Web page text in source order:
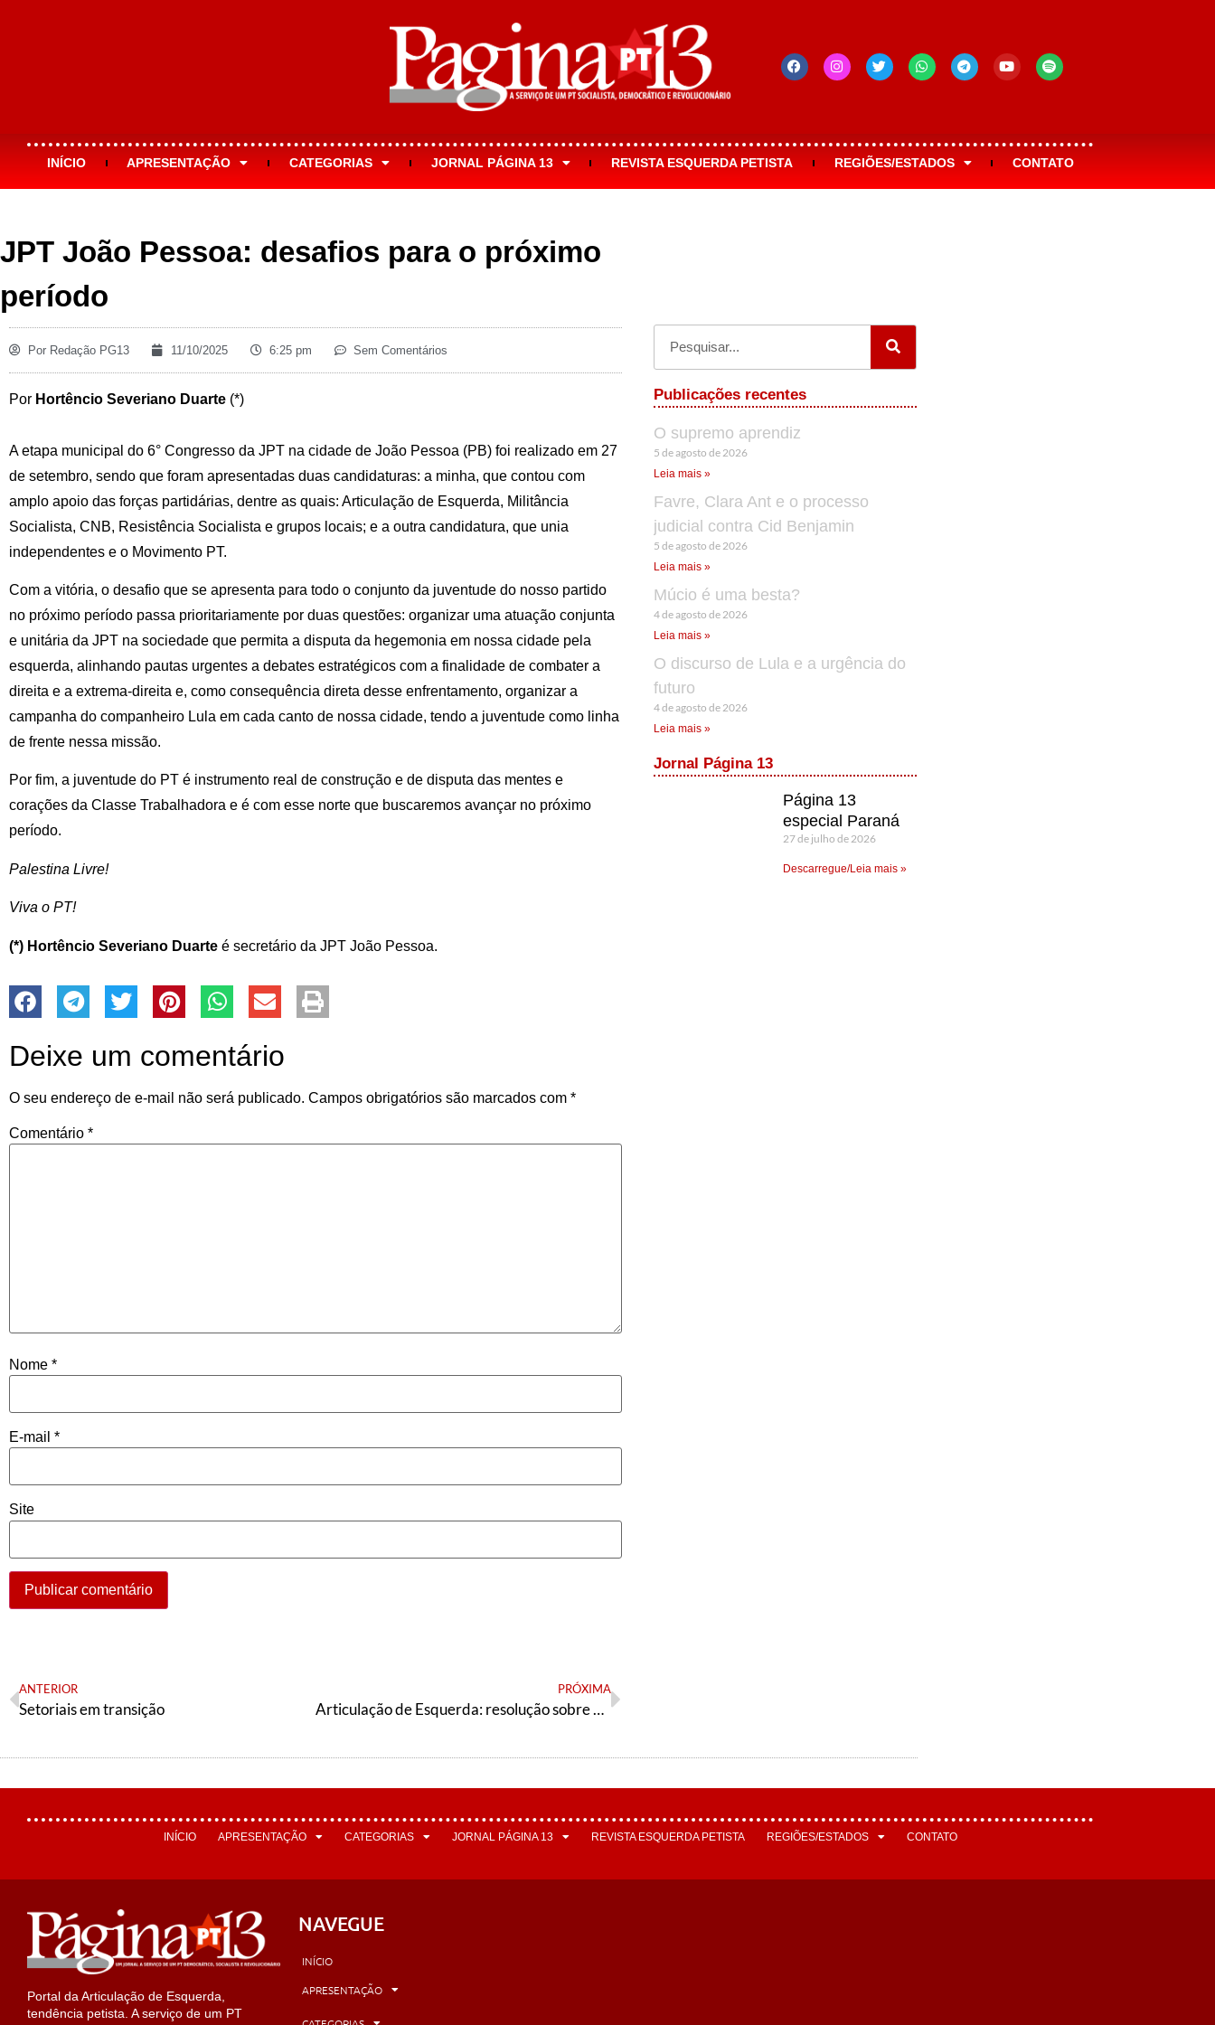
INÍCIO APRESENTAÇÃO CATEGORIAS JORNAL PÁGINA 13 REVISTA ESQUERDA PETISTA REGIÕES/ESTADOS CONTATO
JPT João Pessoa: desafios para o próximo
período
Por Redação PG13 11/10/2025 6:25 pm Sem Comentários
Por Hortêncio Severiano Duarte (*)
A etapa municipal do 6° Congresso da JPT na cidade de João Pessoa (PB) foi realizado em 27
de setembro, sendo que foram apresentadas duas candidaturas: a minha, que contou com
amplo apoio das forças partidárias, dentre as quais: Articulação de Esquerda, Militância
Socialista, CNB, Resistência Socialista e grupos locais; e a outra candidatura, que unia
independentes e o Movimento PT.
Com a vitória, o desafio que se apresenta para todo o conjunto da juventude do nosso partido
no próximo período passa prioritariamente por duas questões: organizar uma atuação conjunta
e unitária da JPT na sociedade que permita a disputa da hegemonia em nossa cidade pela
esquerda, alinhando pautas urgentes a debates estratégicos com a finalidade de combater a
direita e a extrema-direita e, como consequência direta desse enfrentamento, organizar a
campanha do companheiro Lula em cada canto de nossa cidade, tendo a juventude como linha
de frente nessa missão.
Por fim, a juventude do PT é instrumento real de construção e de disputa das mentes e
corações da Classe Trabalhadora e é com esse norte que buscaremos avançar no próximo
período.
Palestina Livre!
Viva o PT!
(*) Hortêncio Severiano Duarte é secretário da JPT João Pessoa.
Deixe um comentário
O seu endereço de e-mail não será publicado. Campos obrigatórios são marcados com *
Comentário *
Nome *
E-mail *
Site
ANTERIOR
Setoriais em transição
PRÓXIMA
Articulação de Esquerda: resolução sobre a situação política e nossas tarefas
Publicações recentes
O supremo aprendiz
5 de agosto de 2026
Leia mais »
Favre, Clara Ant e o processo
judicial contra Cid Benjamin
5 de agosto de 2026
Leia mais »
Múcio é uma besta?
4 de agosto de 2026
Leia mais »
O discurso de Lula e a urgência do
futuro
4 de agosto de 2026
Leia mais »
Jornal Página 13
Página 13
especial Paraná
27 de julho de 2026
Descarregue/Leia mais »
INÍCIO APRESENTAÇÃO CATEGORIAS JORNAL PÁGINA 13 REVISTA ESQUERDA PETISTA REGIÕES/ESTADOS CONTATO
Portal da Articulação de Esquerda,
tendência petista. A serviço de um PT
NAVEGUE
INÍCIO
APRESENTAÇÃO